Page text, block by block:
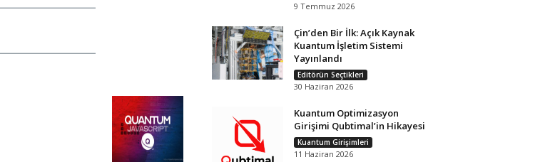
9 Temmuz 2026
Çin’den Bir İlk: Açık Kaynak
Kuantum İşletim Sistemi
Yayınlandı
Editörün Seçtikleri
30 Haziran 2026
Kuantum Optimizasyon
Girişimi Qubtimal’in Hikayesi
Kuantum Girişimleri
11 Haziran 2026